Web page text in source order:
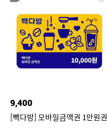
9,400
[빽다방] 모바일금액권 1만원권